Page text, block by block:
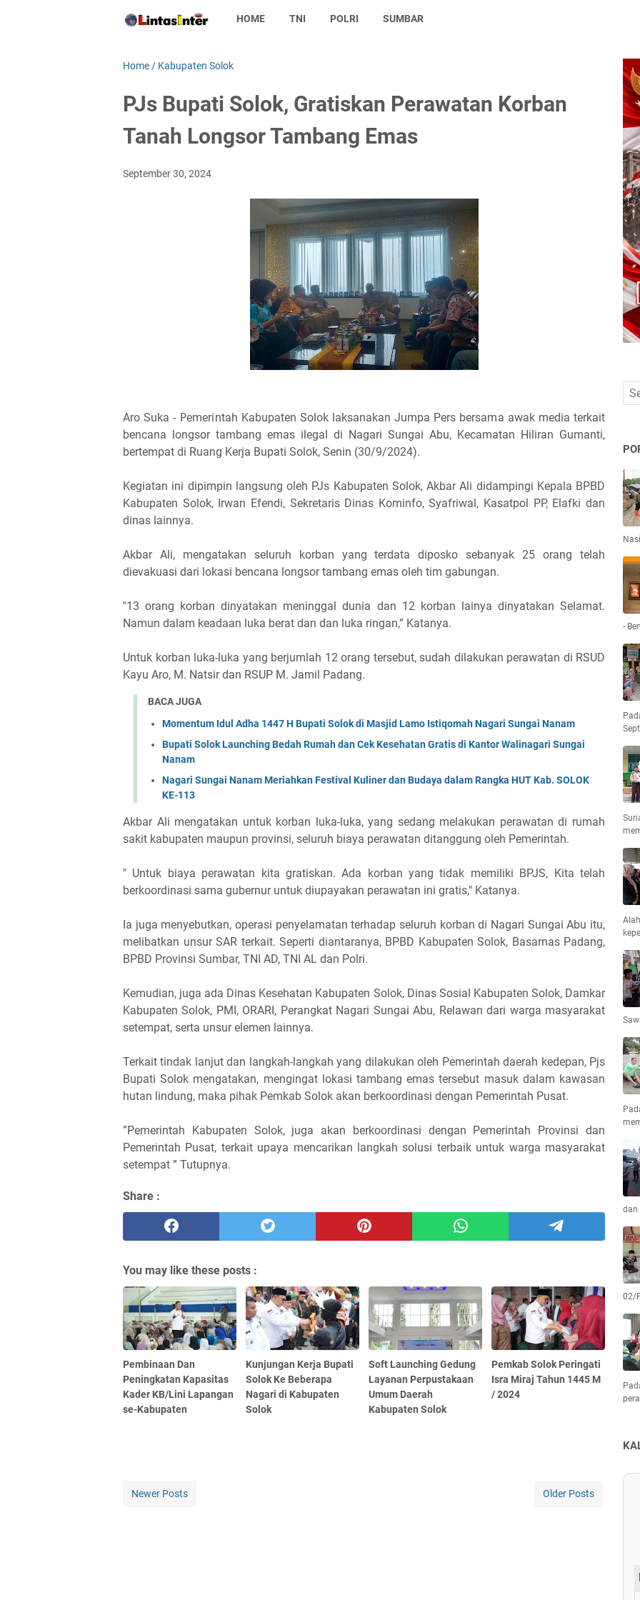
HOME TNI POLRI SUMBAR
Home / Kabupaten Solok
PJs Bupati Solok, Gratiskan Perawatan Korban
Tanah Longsor Tambang Emas
September 30, 2024
Aro Suka - Pemerintah Kabupaten Solok laksanakan Jumpa Pers bersama awak media terkait
bencana longsor tambang emas ilegal di Nagari Sungai Abu, Kecamatan Hiliran Gumanti,
bertempat di Ruang Kerja Bupati Solok, Senin (30/9/2024).
Kegiatan ini dipimpin langsung oleh PJs Kabupaten Solok, Akbar Ali didampingi Kepala BPBD
Kabupaten Solok, Irwan Efendi, Sekretaris Dinas Kominfo, Syafriwal, Kasatpol PP, Elafki dan
dinas lainnya.
Akbar Ali, mengatakan seluruh korban yang terdata diposko sebanyak 25 orang telah
dievakuasi dari lokasi bencana longsor tambang emas oleh tim gabungan.
"13 orang korban dinyatakan meninggal dunia dan 12 korban lainya dinyatakan Selamat.
Namun dalam keadaan luka berat dan dan luka ringan,” Katanya.
Untuk korban luka-luka yang berjumlah 12 orang tersebut, sudah dilakukan perawatan di RSUD
Kayu Aro, M. Natsir dan RSUP M. Jamil Padang.
BACA JUGA
Momentum Idul Adha 1447 H Bupati Solok di Masjid Lamo Istiqomah Nagari Sungai Nanam
Bupati Solok Launching Bedah Rumah dan Cek Kesehatan Gratis di Kantor Walinagari Sungai
Nanam
Nagari Sungai Nanam Meriahkan Festival Kuliner dan Budaya dalam Rangka HUT Kab. SOLOK
KE-113
Akbar Ali mengatakan untuk korban luka-luka, yang sedang melakukan perawatan di rumah
sakit kabupaten maupun provinsi, seluruh biaya perawatan ditanggung oleh Pemerintah.
" Untuk biaya perawatan kita gratiskan. Ada korban yang tidak memiliki BPJS, Kita telah
berkoordinasi sama gubernur untuk diupayakan perawatan ini gratis," Katanya.
Ia juga menyebutkan, operasi penyelamatan terhadap seluruh korban di Nagari Sungai Abu itu,
melibatkan unsur SAR terkait. Seperti diantaranya, BPBD Kabupaten Solok, Basarnas Padang,
BPBD Provinsi Sumbar, TNI AD, TNI AL dan Polri.
Kemudian, juga ada Dinas Kesehatan Kabupaten Solok, Dinas Sosial Kabupaten Solok, Damkar
Kabupaten Solok, PMI, ORARI, Perangkat Nagari Sungai Abu, Relawan dari warga masyarakat
setempat, serta unsur elemen lainnya.
Terkait tindak lanjut dan langkah-langkah yang dilakukan oleh Pemerintah daerah kedepan, Pjs
Bupati Solok mengatakan, mengingat lokasi tambang emas tersebut masuk dalam kawasan
hutan lindung, maka pihak Pemkab Solok akan berkoordinasi dengan Pemerintah Pusat.
”Pemerintah Kabupaten Solok, juga akan berkoordinasi dengan Pemerintah Provinsi dan
Pemerintah Pusat, terkait upaya mencarikan langkah solusi terbaik untuk warga masyarakat
setempat ” Tutupnya.
Share :
You may like these posts :
Pembinaan Dan
Peningkatan Kapasitas
Kader KB/Lini Lapangan
se-Kabupaten
Kunjungan Kerja Bupati
Solok Ke Beberapa
Nagari di Kabupaten
Solok
Soft Launching Gedung
Layanan Perpustakaan
Umum Daerah
Kabupaten Solok
Pemkab Solok Peringati
Isra Miraj Tahun 1445 M
/ 2024
Newer Posts Older Posts
-
dan
02/